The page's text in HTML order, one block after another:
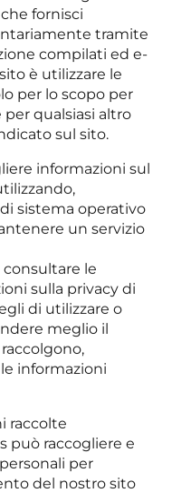
fornisci
tramite
compilati ed e-
è utilizzare le
per lo scopo per
qualsiasi altro
sul sito.
informazioni sul
sistema operativo
un servizio
le
sulla privacy di
di utilizzare o
meglio il
informazioni
raccolte
può raccogliere e
per
del nostro sito